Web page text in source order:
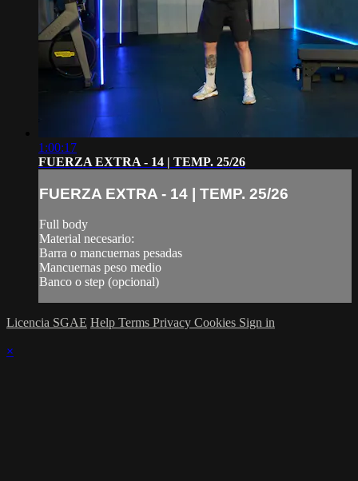
1:00:17
FUERZA EXTRA - 14 | TEMP. 25/26
FUERZA EXTRA - 14 | TEMP. 25/26
Full body
Material necesario:
Barra o mancuernas pesadas
Mancuernas peso medio
Banco o step (opcional)
Licencia SGAE Help Terms Privacy Cookies Sign in
×